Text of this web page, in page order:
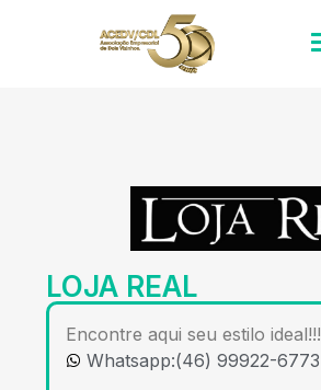
LOJA REAL
Encontre aqui seu estilo ideal!!!
Whatsapp:(46) 99922-6773